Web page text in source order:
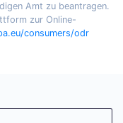
Amt zu beantragen.
zur Online-
consumers/odr